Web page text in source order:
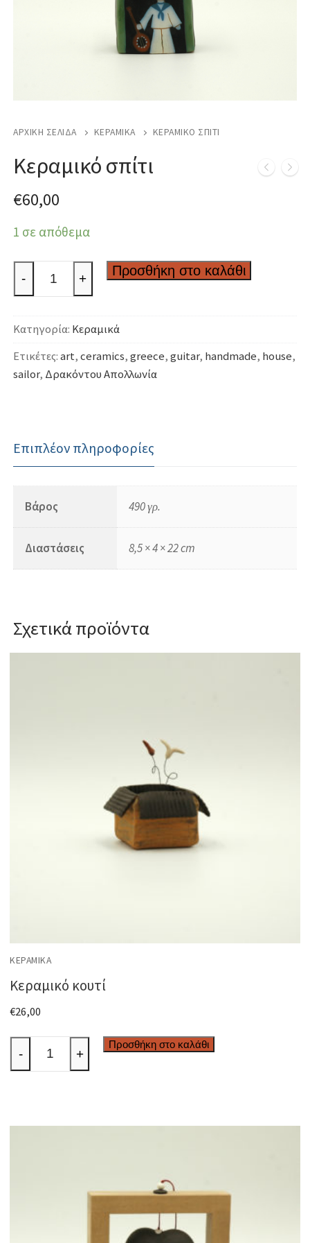
ΑΡΧΙΚΉ ΣΕΛΊΔΑ ΚΕΡΑΜΙΚΆ ΚΕΡΑΜΙΚΌ ΣΠΊΤΙ
Κεραμικό σπίτι
€60,00
1 σε απόθεμα
Κεραμικό
σπίτι
- +
Προσθήκη στο καλάθι
Κατηγορία: Κεραμικά
Ετικέτες:art,ceramics,greece,guitar, handmade, house,
sailor, Δρακόντου Απολλωνία
Επιπλέον πληροφορίες
Βάρος 490 γρ.
Διαστάσεις 8,5 × 4 × 22 cm
Σχετικά προϊόντα
ΚΕΡΑΜΙΚΆ
Κεραμικό κουτί
€26,00
Κεραμικό
κουτί
- +
Προσθήκη στο καλάθι